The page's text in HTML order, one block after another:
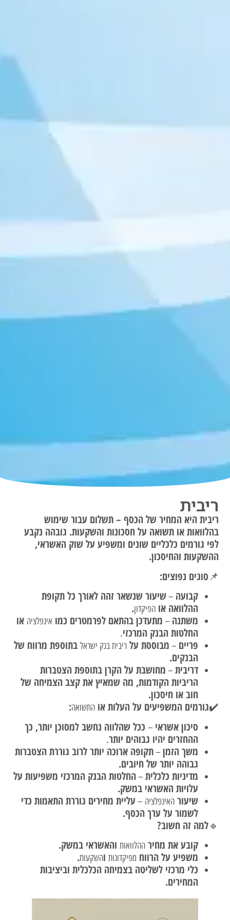
ריבית
ריבית היא המחיר של הכסף – תשלום עבור שימוש
בהלוואות או תשואה על חסכונות והשקעות. גובהה נקבע
לפי גורמים כלכליים שונים ומשפיע על שוק האשראי,
ההשקעות והחיסכון.
📌סוגים נפוצים:
קבועה –שיעור שנשאר זהה לאורך כל תקופת
ההלוואה אוהפיקדון.
משתנה – מתעדכן בהתאם לפרמטרים כמו אינפלציה או
החלטות הבנק המרכזי.
פריים – מבוססת עלריבית בנק ישראל בתוספת מרווח של
הבנקים.
דריבית – מחושבת על הקרן בתוספת הצטברות
הריביות הקודמות, מה שמאיץ את קצב הצמיחה של
חוב או חיסכון.
✔️גורמים המשפיעים על העלות אוהתשואה:
סיכון אשראי – ככל שהלווה נחשב למסוכן יותר, כך
ההחזרים יהיו גבוהים יותר.
משך הזמן –תקופה ארוכה יותר לרוב גוררת הצטברות
גבוהה יותר של חיובים.
מדיניות כלכלית –החלטות הבנק המרכזי משפיעות על
עלויות האשראי במשק.
שיעורהאינפלציה – עליית מחירים גוררת התאמות כדי
לשמור על ערך הכסף.
🔹למה זה חשוב?
קובע את מחירההלוואות והאשראי במשק.
משפיע על הרווח מפיקדונות והשקעות.
כלי מרכזי לשליטה בצמיחה הכלכלית וביציבות
המחירים.